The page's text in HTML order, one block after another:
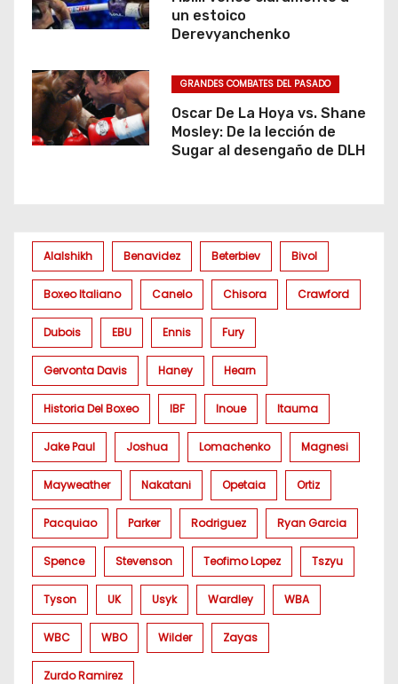
un estoico
Derevyanchenko
GRANDES COMBATES DEL PASADO
Oscar De La Hoya vs. Shane
Mosley: De la lección de
Sugar al desengaño de DLH
Alalshikh Benavidez Beterbiev Bivol
Boxeo Italiano Canelo Chisora Crawford
Dubois EBU Ennis Fury
Gervonta Davis Haney Hearn
Historia Del Boxeo IBF Inoue Itauma
Jake Paul Joshua Lomachenko Magnesi
Mayweather Nakatani Opetaia Ortiz
Pacquiao Parker Rodriguez Ryan Garcia
Spence Stevenson Teofimo Lopez Tszyu
Tyson UK Usyk Wardley WBA
WBC WBO Wilder Zayas
Zurdo Ramirez